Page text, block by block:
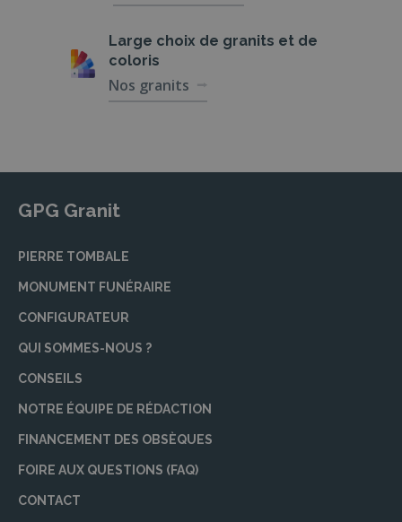
Large choix de granits et de
coloris
Nos granits
GPG Granit
PIERRE TOMBALE
MONUMENT FUNÉRAIRE
CONFIGURATEUR
QUI SOMMES-NOUS ?
CONSEILS
NOTRE ÉQUIPE DE RÉDACTION
FINANCEMENT DES OBSÈQUES
FOIRE AUX QUESTIONS (FAQ)
CONTACT